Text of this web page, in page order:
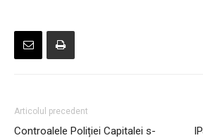
Articolul precedent
Controalele Poliției Capitalei s-